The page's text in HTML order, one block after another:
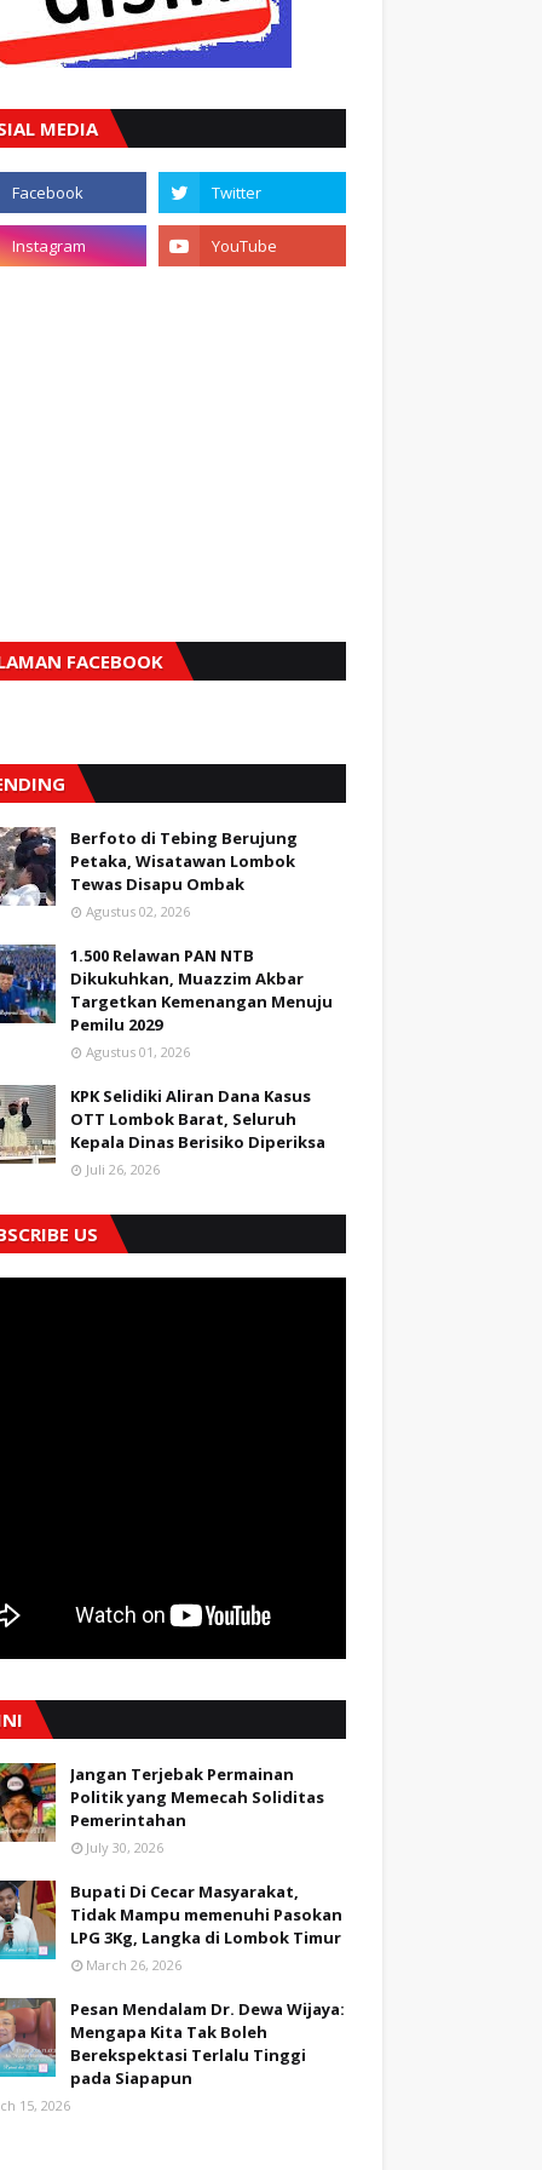
MEDIA
FACEBOOK
Berfoto di Tebing Berujung
Petaka, Wisatawan Lombok
Tewas Disapu Ombak
Agustus 02, 2026
1.500 Relawan PAN NTB
Dikukuhkan, Muazzim Akbar
Targetkan Kemenangan Menuju
Pemilu 2029
Agustus 01, 2026
KPK Selidiki Aliran Dana Kasus
OTT Lombok Barat, Seluruh
Kepala Dinas Berisiko Diperiksa
Juli 26, 2026
US
Jangan Terjebak Permainan
Politik yang Memecah Soliditas
Pemerintahan
July 30, 2026
Bupati Di Cecar Masyarakat,
Tidak Mampu memenuhi Pasokan
LPG 3Kg, Langka di Lombok Timur
March 26, 2026
Pesan Mendalam Dr. Dewa Wijaya:
Mengapa Kita Tak Boleh
Berekspektasi Terlalu Tinggi
pada Siapapun
15, 2026